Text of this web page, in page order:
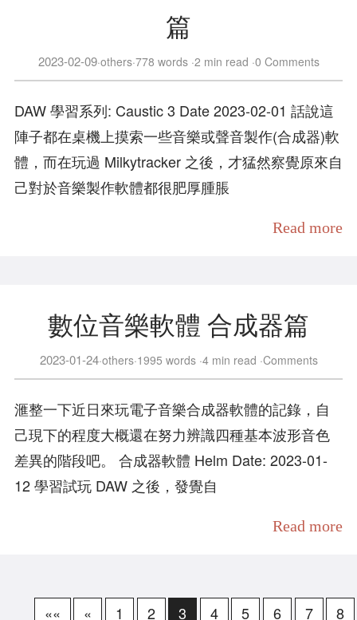
篇
2023-02-09 others 778 words 2 min read 0 Comments
DAW 學習系列: Caustic 3 Date 2023-02-01 話說這
陣子都在桌機上摸索一些音樂或聲音製作(合成器)軟
體，而在玩過 Milkytracker 之後，才猛然察覺原來自
己對於音樂製作軟體都很肥厚腫脹
Read more
數位音樂軟體 合成器篇
2023-01-24 others 1995 words 4 min read Comments
滙整一下近日來玩電子音樂合成器軟體的記錄，自
己現下的程度大概還在努力辨識四種基本波形音色
差異的階段吧。 合成器軟體 Helm Date: 2023-01-
12 學習試玩 DAW 之後，發覺自
Read more
«« « 1 2 3 4 5 6 7 8